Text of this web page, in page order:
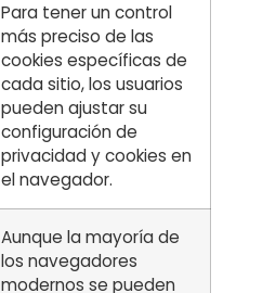
Para tener un control
más preciso de las
cookies específicas de
cada sitio, los usuarios
pueden ajustar su
configuración de
privacidad y cookies en
el navegador.
Aunque la mayoría de
los navegadores
modernos se pueden